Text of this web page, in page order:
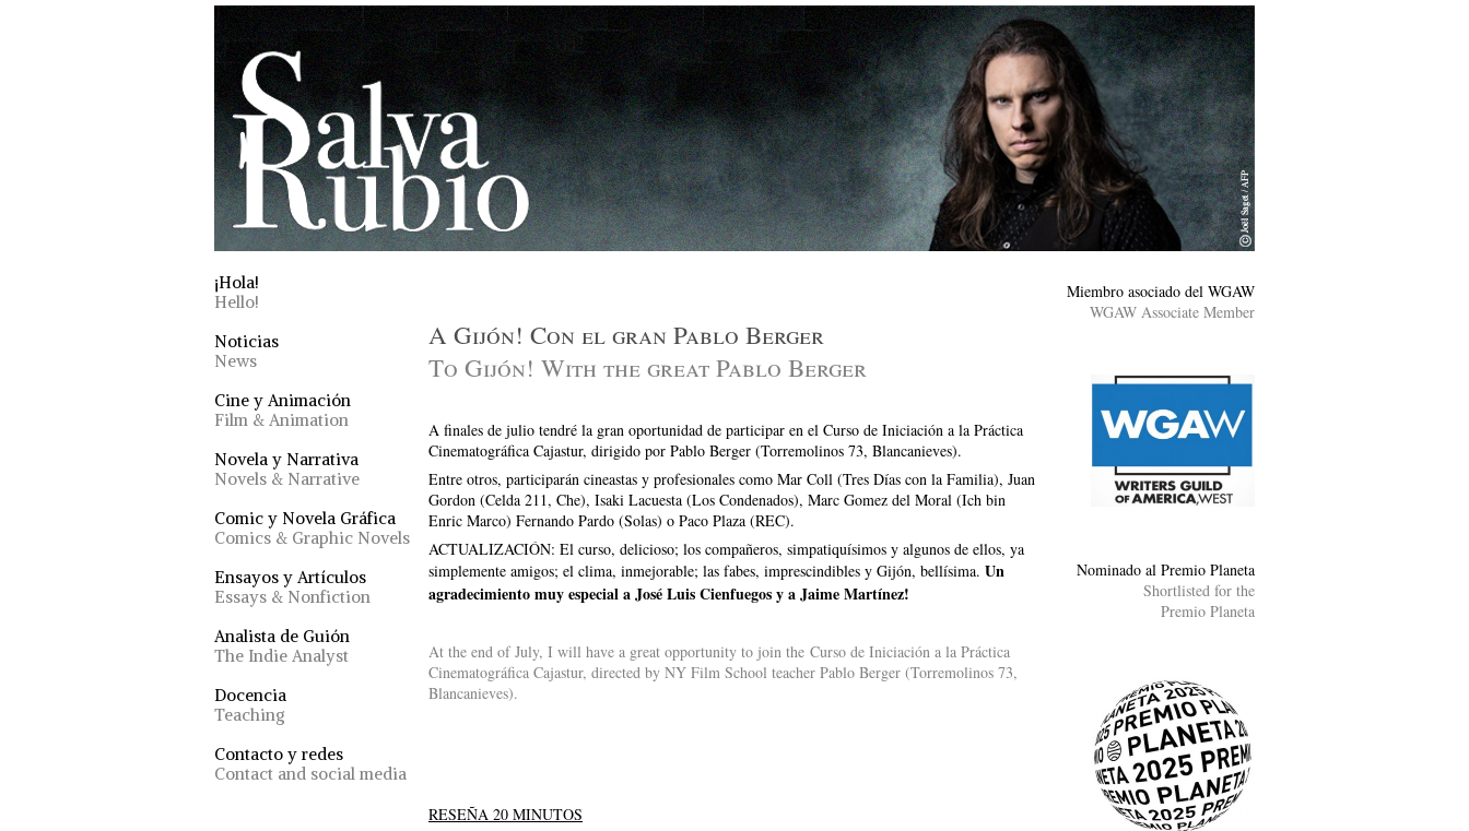
¡Hola!
Hello!
Noticias
News
Cine y Animación
Film & Animation
Novela y Narrativa
Novels & Narrative
Comic y Novela Gráfica
Comics & Graphic Novels
Ensayos y Artículos
Essays & Nonfiction
Analista de Guión
The Indie Analyst
Docencia
Teaching
Contacto y redes
Contact and social media
A Gijón! Con el gran Pablo Berger
To Gijón! With the great Pablo Berger
A finales de julio tendré la gran oportunidad de participar en el Curso de Iniciación a la Práctica
Cinematográfica Cajastur, dirigido por Pablo Berger (Torremolinos 73, Blancanieves).
Entre otros, participarán cineastas y profesionales como Mar Coll (Tres Días con la Familia), Juan
Gordon (Celda 211, Che), Isaki Lacuesta (Los Condenados), Marc Gomez del Moral (Ich bin
Enric Marco) Fernando Pardo (Solas) o Paco Plaza (REC).
ACTUALIZACIÓN: El curso, delicioso; los compañeros, simpatiquísimos y algunos de ellos, ya
simplemente amigos; el clima, inmejorable; las fabes, imprescindibles y Gijón, bellísima. Un
agradecimiento muy especial a José Luis Cienfuegos y a Jaime Martínez!
At the end of July, I will have a great opportunity to join the Curso de Iniciación a la Práctica
Cinematográfica Cajastur, directed by NY Film School teacher Pablo Berger (Torremolinos 73,
Blancanieves).
RESEÑA 20 MINUTOS
Miembro asociado del WGAW
WGAW Associate Member
Nominado al Premio Planeta
Shortlisted for the
Premio Planeta